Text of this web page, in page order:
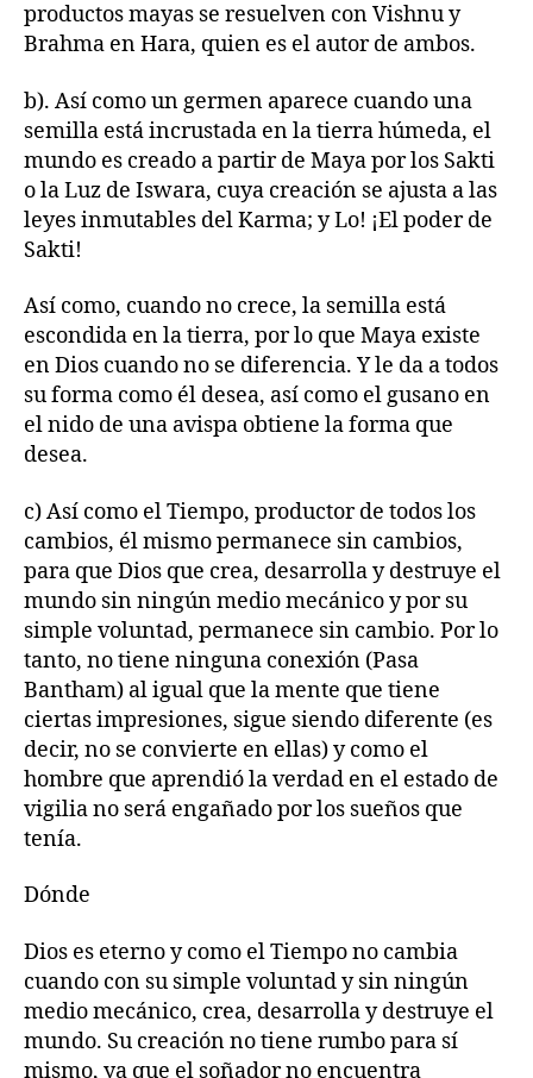
productos mayas se resuelven con Vishnu y
Brahma en Hara, quien es el autor de ambos.
b). Así como un germen aparece cuando una
semilla está incrustada en la tierra húmeda, el
mundo es creado a partir de Maya por los Sakti
o la Luz de Iswara, cuya creación se ajusta a las
leyes inmutables del Karma; y Lo! ¡El poder de
Sakti!
Así como, cuando no crece, la semilla está
escondida en la tierra, por lo que Maya existe
en Dios cuando no se diferencia. Y le da a todos
su forma como él desea, así como el gusano en
el nido de una avispa obtiene la forma que
desea.
c) Así como el Tiempo, productor de todos los
cambios, él mismo permanece sin cambios,
para que Dios que crea, desarrolla y destruye el
mundo sin ningún medio mecánico y por su
simple voluntad, permanece sin cambio. Por lo
tanto, no tiene ninguna conexión (Pasa
Bantham) al igual que la mente que tiene
ciertas impresiones, sigue siendo diferente (es
decir, no se convierte en ellas) y como el
hombre que aprendió la verdad en el estado de
vigilia no será engañado por los sueños que
tenía.
Dónde
Dios es eterno y como el Tiempo no cambia
cuando con su simple voluntad y sin ningún
medio mecánico, crea, desarrolla y destruye el
mundo. Su creación no tiene rumbo para sí
mismo, ya que el soñador no encuentra